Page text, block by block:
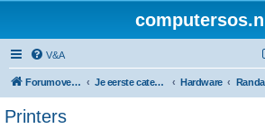
computersos.nl
V&A
Forumoverzicht Je eerste categorie Hardware
Printers